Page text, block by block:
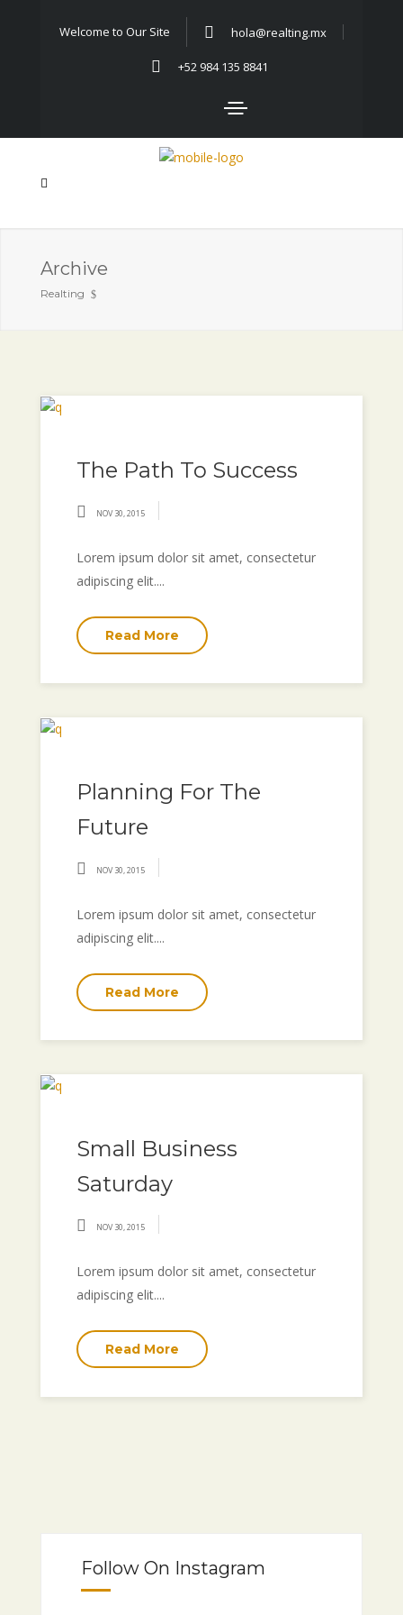
Welcome to Our Site hola@realting.mx
+52 984 135 8841
Archive
Realting
The Path To Success
NOV 30, 2015
Lorem ipsum dolor sit amet, consectetur
adipiscing elit....
Read More
Planning For The
Future
NOV 30, 2015
Lorem ipsum dolor sit amet, consectetur
adipiscing elit....
Read More
Small Business
Saturday
NOV 30, 2015
Lorem ipsum dolor sit amet, consectetur
adipiscing elit....
Read More
Follow On Instagram